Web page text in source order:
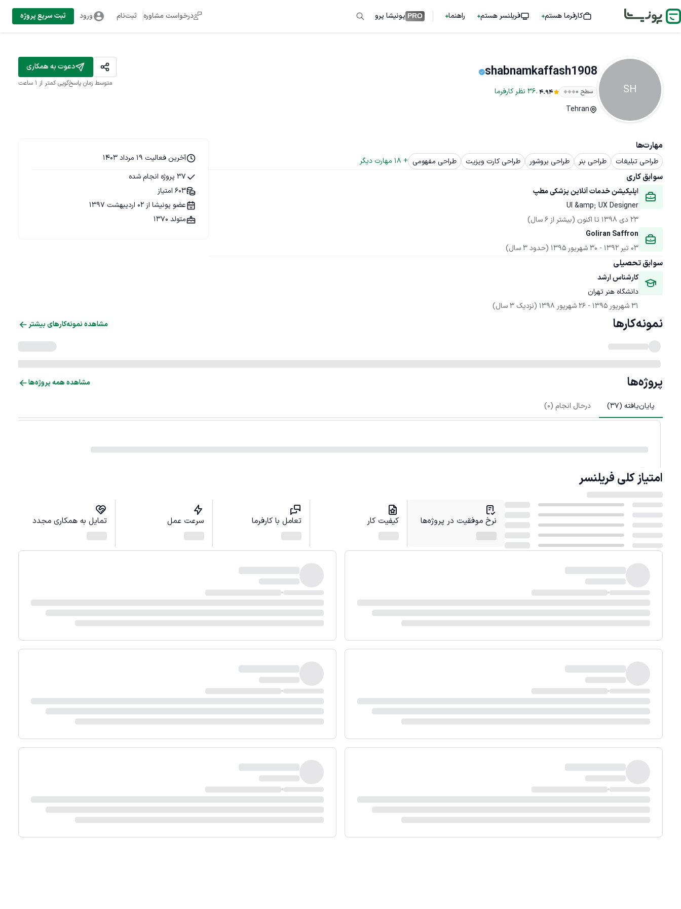
کارفرما هستم فریلنسر هستم راهنما PRO پونیشا پرو درخواست مشاوره ثبت‌نام ورود ثبت سریع پروژه
SH
shabnamkaffash1908
سطح ۰ 4.94
.
36 نظر کارفرما
Tehran
دعوت به همکاری
متوسط زمان پاسخ‌گویی کمتر از 1 ساعت
مهارت‌ها
طراحی تبلیغات طراحی بنر طراحی بروشور طراحی کارت ویزیت طراحی مفهومی +
18 مهارت دیگر
سوابق کاری
اپلیکیشن خدمات آنلاین پزشکی مطپ
UI &amp; UX Designer
23 دی 1398
تا اکنون (بیشتر از 6 سال)
Goliran Saffron
03 تیر 1392
- 30 شهریور 1395 (حدود 3 سال)
سوابق تحصیلی
کارشناس ارشد
دانشگاه هنر تهران
31 شهریور 1395
- 26 شهریور 1398 (نزدیک 3 سال)
آخرین فعالیت 19 مرداد 1403
37 پروژه انجام شده
603 امتیاز
عضو پونیشا از 02 اردیبهشت 1397
متولد 1370
نمونه‌کارها مشاهده نمونه‌کارهای بیشتر
پروژه‌ها مشاهده همه پروژه‌ها
پایان‌یافته (37
) درحال انجام (0
)
امتیاز کلی فریلنسر
نرخ موفقیت در پروژه‌ها کیفیت کار تعامل با کارفرما سرعت عمل تمایل به همکاری مجدد